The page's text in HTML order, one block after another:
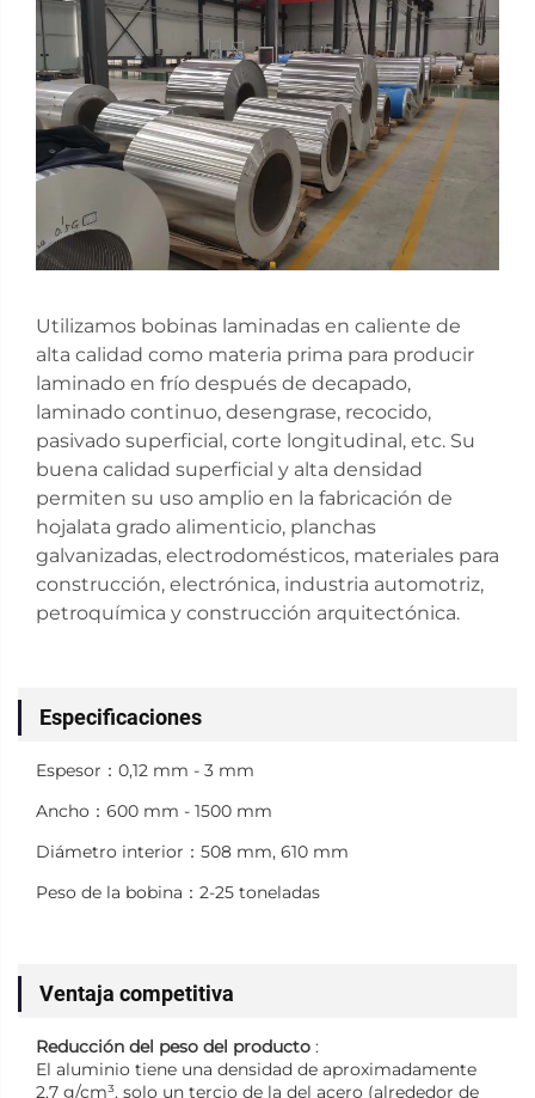
Utilizamos bobinas laminadas en caliente de
alta calidad como materia prima para producir
laminado en frío después de decapado,
laminado continuo, desengrase, recocido,
pasivado superficial, corte longitudinal, etc. Su
buena calidad superficial y alta densidad
permiten su uso amplio en la fabricación de
hojalata grado alimenticio, planchas
galvanizadas, electrodomésticos, materiales para
construcción, electrónica, industria automotriz,
petroquímica y construcción arquitectónica.
Especificaciones
Espesor：0,12 mm - 3 mm
Ancho：600 mm - 1500 mm
Diámetro interior：508 mm, 610 mm
Peso de la bobina：2-25 toneladas
Ventaja competitiva
Reducción del peso del producto :
El aluminio tiene una densidad de aproximadamente
2,7 g/cm³, solo un tercio de la del acero (alrededor de